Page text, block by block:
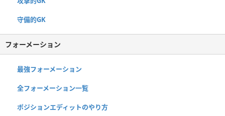
守備的GK
フォーメーション
最強フォーメーション
全フォーメーション一覧
ポジションエディットのやり方